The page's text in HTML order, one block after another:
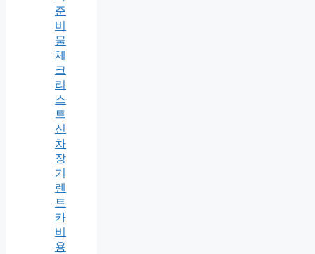
준
비
물
체
크
리
스
트
신
차
장
기
렌
트
카
비
용